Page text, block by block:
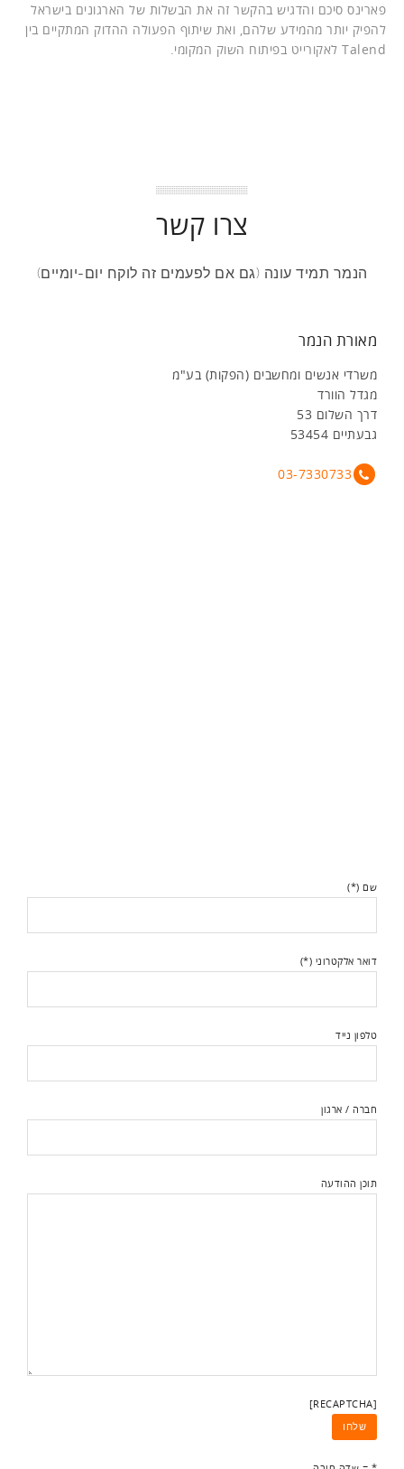
פארינס סיכם והדגיש בהקשר זה את הבשלות של הארגונים בישראל
להפיק יותר מהמידע שלהם, ואת שיתוף הפעולה ההדוק המתקיים בין
Talend לאקורייט בפיתוח השוק המקומי.
צרו קשר
הנמר תמיד עונה (גם אם לפעמים זה לוקח יום-יומיים)
מאורת הנמר
משרדי אנשים ומחשבים (הפקות) בע"מ
מגדל הוורד
דרך השלום 53
גבעתיים 53454
03-7330733
שם (*)
דואר אלקטרוני (*)
טלפון נייד
חברה / ארגון
תוכן ההודעה
[RECAPTCHA]